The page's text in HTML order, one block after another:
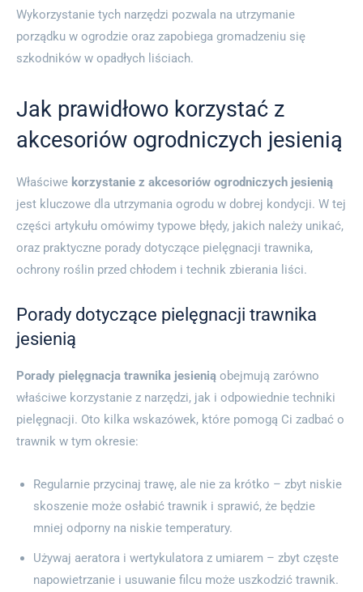
Wykorzystanie tych narzędzi pozwala na utrzymanie
porządku w ogrodzie oraz zapobiega gromadzeniu się
szkodników w opadłych liściach.
Jak prawidłowo korzystać z
akcesoriów ogrodniczych jesienią
Właściwe korzystanie z akcesoriów ogrodniczych jesienią
jest kluczowe dla utrzymania ogrodu w dobrej kondycji. W tej
części artykułu omówimy typowe błędy, jakich należy unikać,
oraz praktyczne porady dotyczące pielęgnacji trawnika,
ochrony roślin przed chłodem i technik zbierania liści.
Porady dotyczące pielęgnacji trawnika
jesienią
Porady pielęgnacja trawnika jesienią obejmują zarówno
właściwe korzystanie z narzędzi, jak i odpowiednie techniki
pielęgnacji. Oto kilka wskazówek, które pomogą Ci zadbać o
trawnik w tym okresie:
Regularnie przycinaj trawę, ale nie za krótko – zbyt niskie
skoszenie może osłabić trawnik i sprawić, że będzie
mniej odporny na niskie temperatury.
Używaj aeratora i wertykulatora z umiarem – zbyt częste
napowietrzanie i usuwanie filcu może uszkodzić trawnik.